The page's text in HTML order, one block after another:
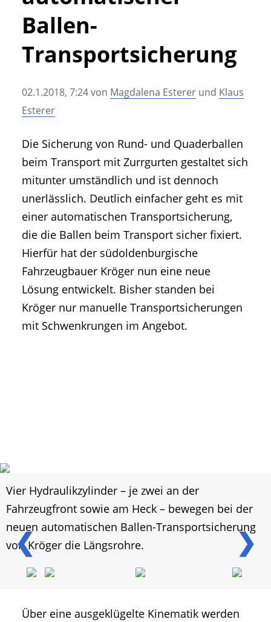
• Messen und Veranstaltungen
• Mitteilung der Redaktion
• Agritechnica Neuheiten Archiv
Ballen-
Transportsicherung
02.1.2018, 7:24von Magdalena Esterer und Klaus
Esterer
Die Sicherung von Rund- und Quaderballen
beim Transport mit Zurrgurten gestaltet sich
mitunter umständlich und ist dennoch
unerlässlich. Deutlich einfacher geht es mit
einer automatischen Transportsicherung,
die die Ballen beim Transport sicher fixiert.
Hierfür hat der südoldenburgische
Fahrzeugbauer Kröger nun eine neue
Lösung entwickelt. Bisher standen bei
Kröger nur manuelle Transportsicherungen
mit Schwenkrungen im Angebot.
❮ ❯
Vier Hydraulikzylinder – je zwei an der
Fahrzeugfront sowie am Heck – bewegen bei der
neuen automatischen Ballen-Transportsicherung
von Kröger die Längsrohre.
Über eine ausgeklügelte Kinematik werden